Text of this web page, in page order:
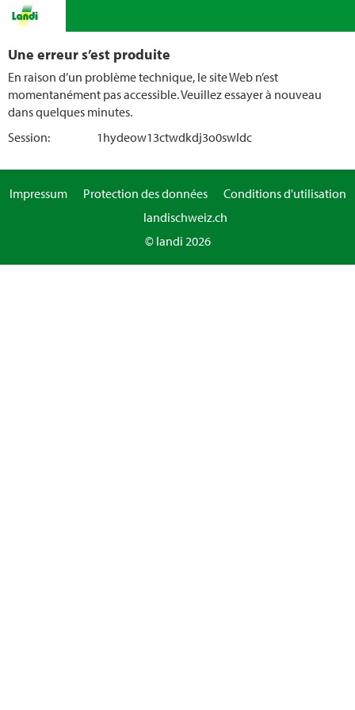
Une erreur s’est produite
En raison d’un problème technique, le site Web n’est
momentanément pas accessible. Veuillez essayer à nouveau
dans quelques minutes.
Session:
1hydeow13ctwdkdj3o0swldc
Impressum Protection des données
Conditions d'utilisation
landischweiz.ch
© landi 2026